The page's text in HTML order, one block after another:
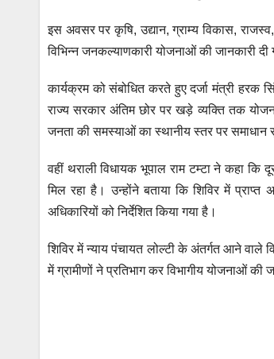
इस अवसर पर कृषि, उद्यान, ग्राम्य विकास,
विभिन्न जनकल्याणकारी योजनाओं की जानकारी दी
कार्यक्रम को संबोधित करते हुए दर्जा मंत्री हरक
राज्य सरकार अंतिम छोर पर खड़े व्यक्ति तक
जनता की समस्याओं का स्थानीय स्तर पर समाधान
वहीं थराली विधायक भूपाल राम टम्टा ने कहा कि
मिल रहा है। उन्होंने बताया कि शिविर में
अधिकारियों को निर्देशित किया गया है।
शिविर में न्याय पंचायत लोल्टी के अंतर्गत आने वाले
में ग्रामीणों ने प्रतिभाग कर विभागीय योजनाओं की